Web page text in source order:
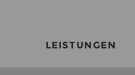
LEISTUNGEN